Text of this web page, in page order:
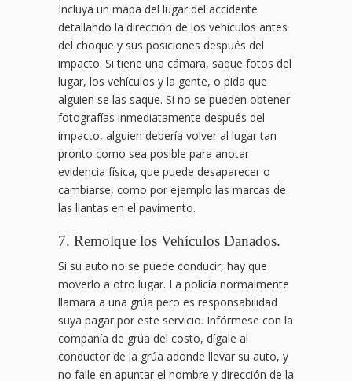
Incluya un mapa del lugar del accidente
detallando la dirección de los vehículos antes
del choque y sus posiciones después del
impacto. Si tiene una cámara, saque fotos del
lugar, los vehículos y la gente, o pida que
alguien se las saque. Si no se pueden obtener
fotografías inmediatamente después del
impacto, alguien debería volver al lugar tan
pronto como sea posible para anotar
evidencia física, que puede desaparecer o
cambiarse, como por ejemplo las marcas de
las llantas en el pavimento.
7. Remolque los Vehículos Danados.
Si su auto no se puede conducir, hay que
moverlo a otro lugar. La policía normalmente
llamara a una grúa pero es responsabilidad
suya pagar por este servicio. Infórmese con la
compañía de grúa del costo, dígale al
conductor de la grúa adonde llevar su auto, y
no falle en apuntar el nombre y dirección de la